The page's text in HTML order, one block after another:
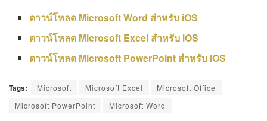
ดาวน์โหลด Microsoft Word สำหรับ iOS
ดาวน์โหลด Microsoft Excel สำหรับ iOS
ดาวน์โหลด Microsoft PowerPoint สำหรับ iOS
Tags: Microsoft Microsoft Excel
Microsoft Office
Microsoft PowerPoint
Microsoft Word